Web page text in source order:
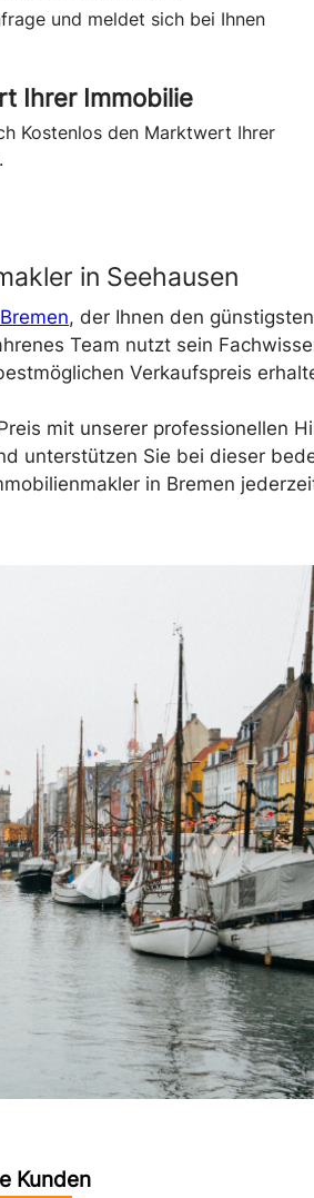
und meldet sich bei Ihnen
Ihrer Immobilie
Kostenlos den Marktwert Ihrer
in Seehausen
, der Ihnen den
Team nutzt sein
Verkaufspreis
mit unserer professionellen
unterstützen Sie bei dieser
in Bremen
Kunden